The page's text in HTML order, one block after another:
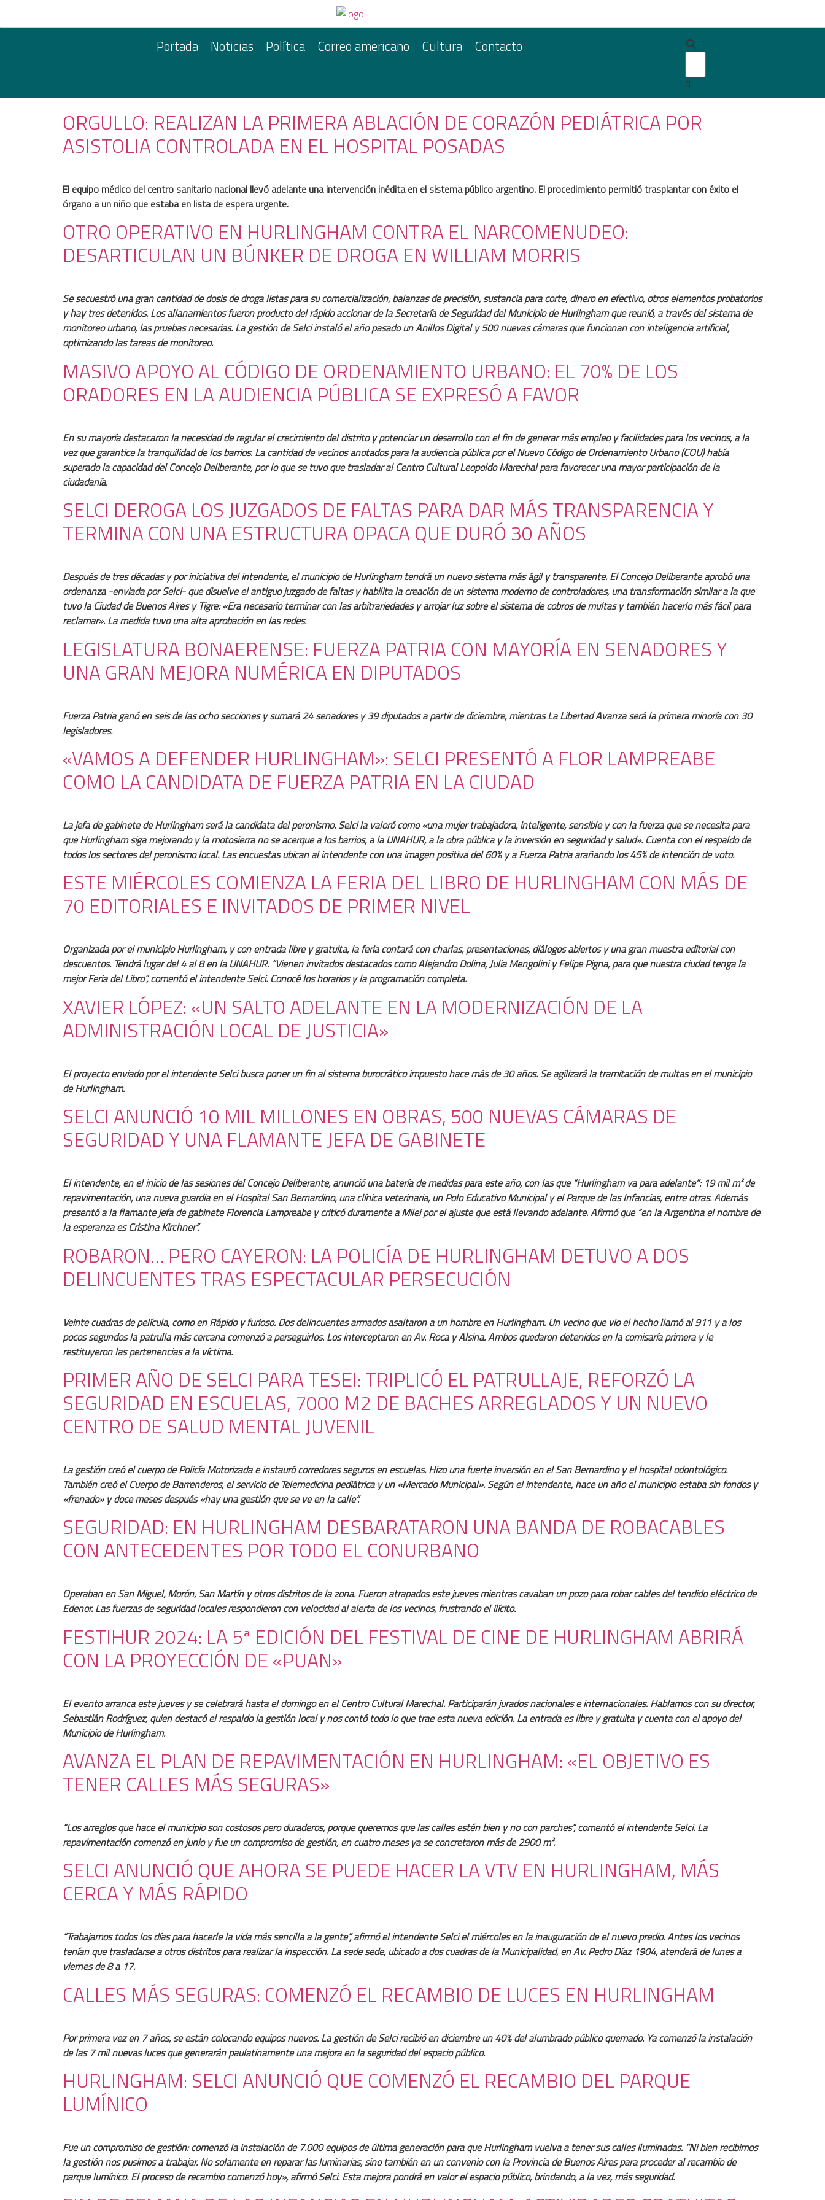
Portada Noticias Política Correo americano Cultura Contacto
ORGULLO: REALIZAN LA PRIMERA ABLACIÓN DE CORAZÓN PEDIÁTRICA POR
ASISTOLIA CONTROLADA EN EL HOSPITAL POSADAS
El equipo médico del centro sanitario nacional llevó adelante una intervención inédita en el sistema público argentino. El procedimiento permitió trasplantar con éxito el
órgano a un niño que estaba en lista de espera urgente.
OTRO OPERATIVO EN HURLINGHAM CONTRA EL NARCOMENUDEO:
DESARTICULAN UN BÚNKER DE DROGA EN WILLIAM MORRIS
Se secuestró una gran cantidad de dosis de droga listas para su comercialización, balanzas de precisión, sustancia para corte, dinero en efectivo, otros elementos probatorios
y hay tres detenidos. Los allanamientos fueron producto del rápido accionar de la Secretaría de Seguridad del Municipio de Hurlingham que reunió, a través del sistema de
monitoreo urbano, las pruebas necesarias. La gestión de Selci instaló el año pasado un Anillos Digital y 500 nuevas cámaras que funcionan con inteligencia artificial,
optimizando las tareas de monitoreo.
MASIVO APOYO AL CÓDIGO DE ORDENAMIENTO URBANO: EL 70% DE LOS
ORADORES EN LA AUDIENCIA PÚBLICA SE EXPRESÓ A FAVOR
En su mayoría destacaron la necesidad de regular el crecimiento del distrito y potenciar un desarrollo con el fin de generar más empleo y facilidades para los vecinos, a la
vez que garantice la tranquilidad de los barrios. La cantidad de vecinos anotados para la audiencia pública por el Nuevo Código de Ordenamiento Urbano (COU) había
superado la capacidad del Concejo Deliberante, por lo que se tuvo que trasladar al Centro Cultural Leopoldo Marechal para favorecer una mayor participación de la
ciudadanía.
SELCI DEROGA LOS JUZGADOS DE FALTAS PARA DAR MÁS TRANSPARENCIA Y
TERMINA CON UNA ESTRUCTURA OPACA QUE DURÓ 30 AÑOS
Después de tres décadas y por iniciativa del intendente, el municipio de Hurlingham tendrá un nuevo sistema más ágil y transparente. El Concejo Deliberante aprobó una
ordenanza -enviada por Selci- que disuelve el antiguo juzgado de faltas y habilita la creación de un sistema moderno de controladores, una transformación similar a la que
tuvo la Ciudad de Buenos Aires y Tigre: «Era necesario terminar con las arbitrariedades y arrojar luz sobre el sistema de cobros de multas y también hacerlo más fácil para
reclamar». La medida tuvo una alta aprobación en las redes.
LEGISLATURA BONAERENSE: FUERZA PATRIA CON MAYORÍA EN SENADORES Y
UNA GRAN MEJORA NUMÉRICA EN DIPUTADOS
Fuerza Patria ganó en seis de las ocho secciones y sumará 24 senadores y 39 diputados a partir de diciembre, mientras La Libertad Avanza será la primera minoría con 30
legisladores.
«VAMOS A DEFENDER HURLINGHAM»: SELCI PRESENTÓ A FLOR LAMPREABE
COMO LA CANDIDATA DE FUERZA PATRIA EN LA CIUDAD
La jefa de gabinete de Hurlingham será la candidata del peronismo. Selci la valoró como «una mujer trabajadora, inteligente, sensible y con la fuerza que se necesita para
que Hurlingham siga mejorando y la motosierra no se acerque a los barrios, a la UNAHUR, a la obra pública y la inversión en seguridad y salud». Cuenta con el respaldo de
todos los sectores del peronismo local. Las encuestas ubican al intendente con una imagen positiva del 60% y a Fuerza Patria arañando los 45% de intención de voto.
ESTE MIÉRCOLES COMIENZA LA FERIA DEL LIBRO DE HURLINGHAM CON MÁS DE
70 EDITORIALES E INVITADOS DE PRIMER NIVEL
Organizada por el municipio Hurlingham, y con entrada libre y gratuita, la feria contará con charlas, presentaciones, diálogos abiertos y una gran muestra editorial con
descuentos. Tendrá lugar del 4 al 8 en la UNAHUR. “Vienen invitados destacados como Alejandro Dolina, Julia Mengolini y Felipe Pigna, para que nuestra ciudad tenga la
mejor Feria del Libro”, comentó el intendente Selci. Conocé los horarios y la programación completa.
XAVIER LÓPEZ: «UN SALTO ADELANTE EN LA MODERNIZACIÓN DE LA
ADMINISTRACIÓN LOCAL DE JUSTICIA»
El proyecto enviado por el intendente Selci busca poner un fin al sistema burocrático impuesto hace más de 30 años. Se agilizará la tramitación de multas en el municipio
de Hurlingham.
SELCI ANUNCIÓ 10 MIL MILLONES EN OBRAS, 500 NUEVAS CÁMARAS DE
SEGURIDAD Y UNA FLAMANTE JEFA DE GABINETE
El intendente, en el inicio de las sesiones del Concejo Deliberante, anunció una batería de medidas para este año, con las que “Hurlingham va para adelante”: 19 mil m² de
repavimentación, una nueva guardia en el Hospital San Bernardino, una clínica veterinaria, un Polo Educativo Municipal y el Parque de las Infancias, entre otras. Además
presentó a la flamante jefa de gabinete Florencia Lampreabe y criticó duramente a Milei por el ajuste que está llevando adelante. Afirmó que “en la Argentina el nombre de
la esperanza es Cristina Kirchner”.
ROBARON… PERO CAYERON: LA POLICÍA DE HURLINGHAM DETUVO A DOS
DELINCUENTES TRAS ESPECTACULAR PERSECUCIÓN
Veinte cuadras de película, como en Rápido y furioso. Dos delincuentes armados asaltaron a un hombre en Hurlingham. Un vecino que vio el hecho llamó al 911 y a los
pocos segundos la patrulla más cercana comenzó a perseguirlos. Los interceptaron en Av. Roca y Alsina. Ambos quedaron detenidos en la comisaría primera y le
restituyeron las pertenencias a la víctima.
PRIMER AÑO DE SELCI PARA TESEI: TRIPLICÓ EL PATRULLAJE, REFORZÓ LA
SEGURIDAD EN ESCUELAS, 7000 M2 DE BACHES ARREGLADOS Y UN NUEVO
CENTRO DE SALUD MENTAL JUVENIL
La gestión creó el cuerpo de Policía Motorizada e instauró corredores seguros en escuelas. Hizo una fuerte inversión en el San Bernardino y el hospital odontológico.
También creó el Cuerpo de Barrenderos, el servicio de Telemedicina pediátrica y un «Mercado Municipal». Según el intendente, hace un año el municipio estaba sin fondos y
«frenado» y doce meses después «hay una gestión que se ve en la calle”.
SEGURIDAD: EN HURLINGHAM DESBARATARON UNA BANDA DE ROBACABLES
CON ANTECEDENTES POR TODO EL CONURBANO
Operaban en San Miguel, Morón, San Martín y otros distritos de la zona. Fueron atrapados este jueves mientras cavaban un pozo para robar cables del tendido eléctrico de
Edenor. Las fuerzas de seguridad locales respondieron con velocidad al alerta de los vecinos, frustrando el ilícito.
FESTIHUR 2024: LA 5ª EDICIÓN DEL FESTIVAL DE CINE DE HURLINGHAM ABRIRÁ
CON LA PROYECCIÓN DE «PUAN»
El evento arranca este jueves y se celebrará hasta el domingo en el Centro Cultural Marechal. Participarán jurados nacionales e internacionales. Hablamos con su director,
Sebastián Rodríguez, quien destacó el respaldo la gestión local y nos contó todo lo que trae esta nueva edición. La entrada es libre y gratuita y cuenta con el apoyo del
Municipio de Hurlingham.
AVANZA EL PLAN DE REPAVIMENTACIÓN EN HURLINGHAM: «EL OBJETIVO ES
TENER CALLES MÁS SEGURAS»
“Los arreglos que hace el municipio son costosos pero duraderos, porque queremos que las calles estén bien y no con parches”, comentó el intendente Selci. La
repavimentación comenzó en junio y fue un compromiso de gestión, en cuatro meses ya se concretaron más de 2900 m².
SELCI ANUNCIÓ QUE AHORA SE PUEDE HACER LA VTV EN HURLINGHAM, MÁS
CERCA Y MÁS RÁPIDO
“Trabajamos todos los días para hacerle la vida más sencilla a la gente”, afirmó el intendente Selci el miércoles en la inauguración de el nuevo predio. Antes los vecinos
tenían que trasladarse a otros distritos para realizar la inspección. La sede sede, ubicado a dos cuadras de la Municipalidad, en Av. Pedro Díaz 1904, atenderá de lunes a
viernes de 8 a 17.
CALLES MÁS SEGURAS: COMENZÓ EL RECAMBIO DE LUCES EN HURLINGHAM
Por primera vez en 7 años, se están colocando equipos nuevos. La gestión de Selci recibió en diciembre un 40% del alumbrado público quemado. Ya comenzó la instalación
de las 7 mil nuevas luces que generarán paulatinamente una mejora en la seguridad del espacio público.
HURLINGHAM: SELCI ANUNCIÓ QUE COMENZÓ EL RECAMBIO DEL PARQUE
LUMÍNICO
Fue un compromiso de gestión: comenzó la instalación de 7.000 equipos de última generación para que Hurlingham vuelva a tener sus calles iluminadas. ‘’Ni bien recibimos
la gestión nos pusimos a trabajar. No solamente en reparar las luminarias, sino también en un convenio con la Provincia de Buenos Aires para proceder al recambio de
parque lumínico. El proceso de recambio comenzó hoy», afirmó Selci. Esta mejora pondrá en valor el espacio público, brindando, a la vez, más seguridad.